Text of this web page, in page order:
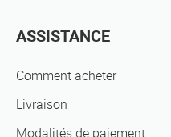
ASSISTANCE
Comment acheter
Livraison
Modalités de paiement